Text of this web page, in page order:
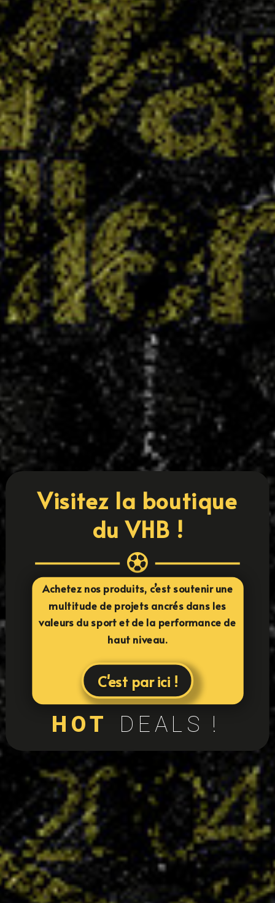
le collège Chepfer visait haut avec quatre
équipes engagées en section UNSS… et le pari
est plus que réussi : quatre titres de champions
départementaux ont été décrochés. Un exploit
collectif qui témoigne du dynamisme...
LIRE PLUS
Coupe 54 : cinq équipes villaroises en finale
14 MAI 2025
Le Villers Handball confirme une nouvelle fois la
solidité de sa formation et l'engagement de ses
collectifs avec cinq équipes qualifiées pour les
finales de la Coupe 54. Une belle performance
qui place le club parmi les plus représentés sur
cette édition. Sont en...
LIRE PLUS
« ENTRÉES PRÉCÉDENTES
ENTRÉES SUIVANTES »
Visitez la boutique
du VHB !

Achetez nos produits, c’est soutenir une
multitude de projets ancrés dans les
valeurs du sport et de la performance de
haut niveau.
C'est par ici !
HOT DEALS !
24
équipes
+400